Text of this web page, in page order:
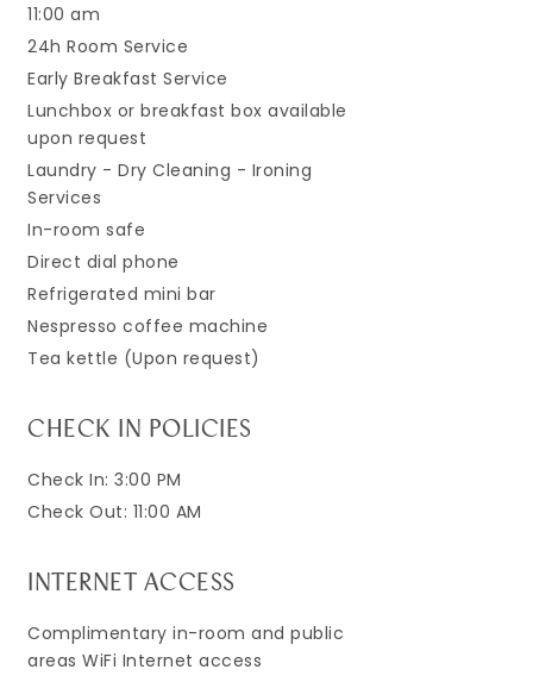
11:00 am
24h Room Service
Early Breakfast Service
Lunchbox or breakfast box available
upon request
Laundry - Dry Cleaning - Ironing
Services
In-room safe
Direct dial phone
Refrigerated mini bar
Nespresso coffee machine
Tea kettle (Upon request)
CHECK IN POLICIES
Check In: 3:00 PM
Check Out: 11:00 AM
INTERNET ACCESS
Complimentary in-room and public
areas WiFi Internet access